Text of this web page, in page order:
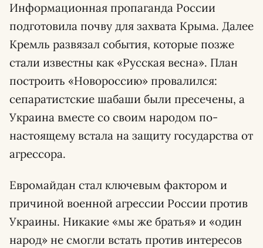
Информационная пропаганда России
подготовила почву для захвата Крыма. Далее
Кремль развязал события, которые позже
стали известны как «Русская весна». План
построить «Новороссию» провалился:
сепаратистские шабаши были пресечены, а
Украина вместе со своим народом по-
настоящему встала на защиту государства от
агрессора.
Евромайдан стал ключевым фактором и
причиной военной агрессии России против
Украины. Никакие «мы же братья» и «один
народ» не смогли встать против интересов